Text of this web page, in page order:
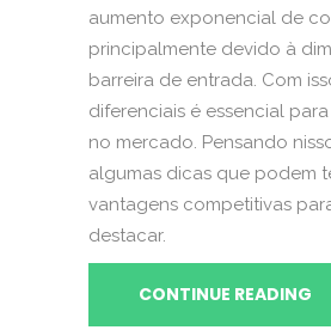
aumento exponencial de
principalmente devido à
barreira de entrada. Com
diferenciais é essencial
no mercado. Pensando
algumas dicas que podem
vantagens competitivas
destacar.
CONTINUE READING